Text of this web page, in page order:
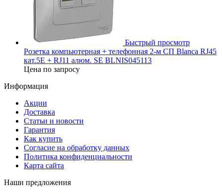
Быстрый просмотр
Розетка компьютерная + телефонная 2-м СП Blanca RJ45
кат.5E + RJ11 алюм. SE BLNIS045113
Цена по запросу
Информация
Акции
Доставка
Статьи и новости
Гарантия
Как купить
Согласие на обработку данных
Политика конфиденциальности
Карта сайта
Наши предложения